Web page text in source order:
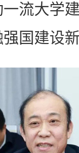
流大学
国建设